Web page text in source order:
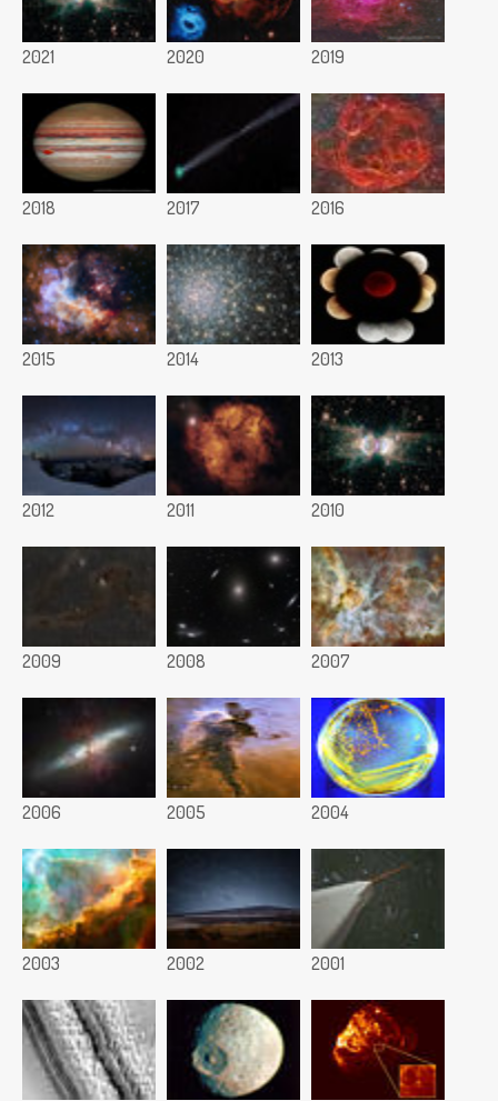
2021 2020 2019
2018 2017 2016
2015 2014 2013
2012 2011 2010
2009 2008 2007
2006 2005 2004
2003 2002 2001